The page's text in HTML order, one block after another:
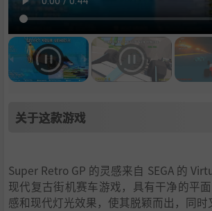
关于这款游戏
Super Retro GP 的灵感来自 SEGA 的
现代复古街机赛车游戏，具有干净的平
感和现代灯光效果，使其脱颖而出，同时